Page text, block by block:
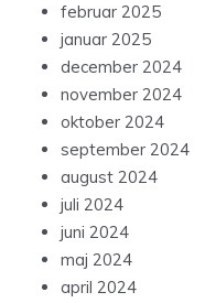
februar 2025
januar 2025
december 2024
november 2024
oktober 2024
september 2024
august 2024
juli 2024
juni 2024
maj 2024
april 2024